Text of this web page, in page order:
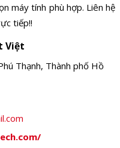
máy tính phù hợp. Liên hệ
tiếp!!
Việt
Thạnh, Thành phố Hồ